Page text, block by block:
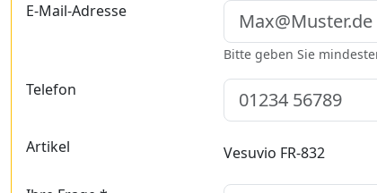
E-Mail-Adresse
Bitte geben Sie
Telefon
Artikel Vesuvio FR-832